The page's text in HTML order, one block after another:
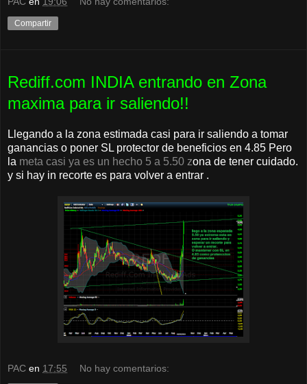
Compartir
Rediff.com INDIA entrando en Zona
maxima para ir saliendo!!
Llegando a la zona estimada casi para ir saliendo a tomar
ganancias o poner SL protector de beneficios en 4.85 Pero
la meta casi ya es un hecho 5 a 5.50 zona de tener cuidado.
y si hay in recorte es para volver a entrar .
PAC en 17:55 No hay comentarios: